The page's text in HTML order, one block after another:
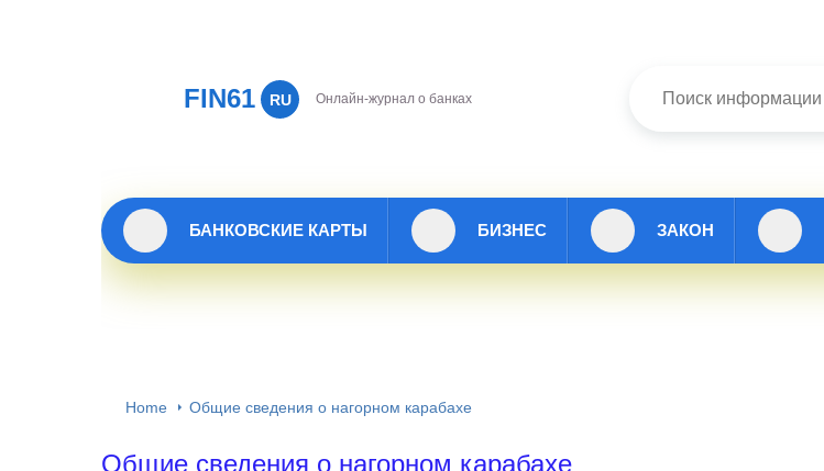
FIN61 RU Онлайн-журнал о банках
БАНКОВСКИЕ КАРТЫ БИЗНЕС ЗАКОН
Home Общие сведения о нагорном карабахе
Общие сведения о нагорном карабахе